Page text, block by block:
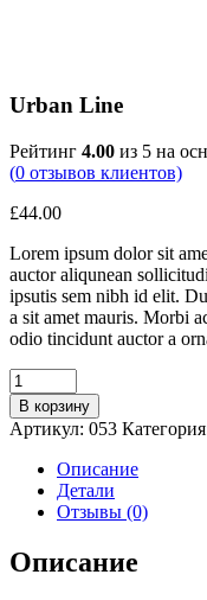
Urban Line
Рейтинг 4.00 из 5 на
(0 отзывов клиентов)
£44.00
Lorem ipsum dolor sit
auctor aliqunean
ipsutis sem nibh id elit.
a sit amet mauris. Morbi
odio tincidunt auctor a
В корзину
Артикул: 053
Описание
Детали
Отзывы (0)
Описание